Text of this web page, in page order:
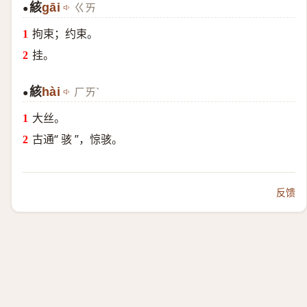
●絯gāi ㄍㄞ
拘束；约束。
挂。
●絯hài ㄏㄞˋ
大丝。
古通“ 骇 ”，惊骇。
反馈